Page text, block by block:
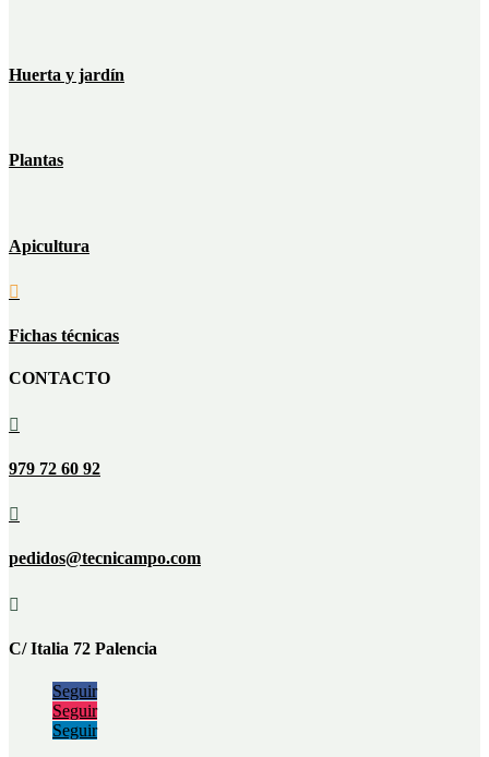
Huerta y jardín
Plantas
Apicultura

Fichas técnicas
CONTACTO

979 72 60 92

pedidos@tecnicampo.com

C/ Italia 72 Palencia
Seguir
Seguir
Seguir